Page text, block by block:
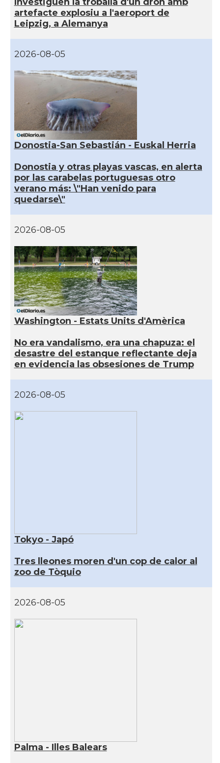
artefacte explosiu a l'aeroport de
Leipzig, a Alemanya
2026-08-05
Donostia-San Sebastián - Euskal Herria
Donostia y otras playas vascas, en alerta
por las carabelas portuguesas otro
verano más: \"Han venido para
quedarse\"
2026-08-05
Washington - Estats Units d'Amèrica
No era vandalismo, era una chapuza: el
desastre del estanque reflectante deja
en evidencia las obsesiones de Trump
2026-08-05
Tokyo - Japó
Tres lleones moren d'un cop de calor al
zoo de Tòquio
2026-08-05
Palma - Illes Balears